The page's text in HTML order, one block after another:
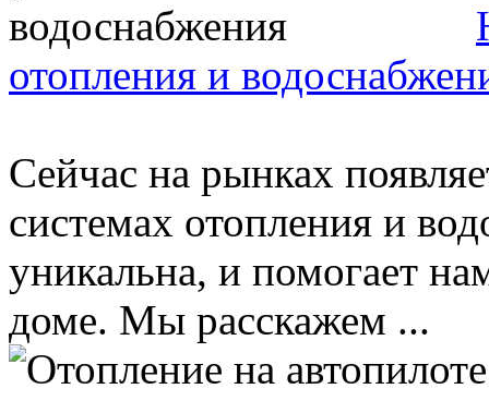
отопления и
Сейчас на рынках
системах отопления и
уникальна, и помогает
доме. Мы расскажем ...